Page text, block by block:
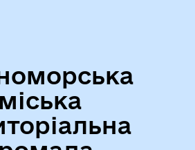
міська